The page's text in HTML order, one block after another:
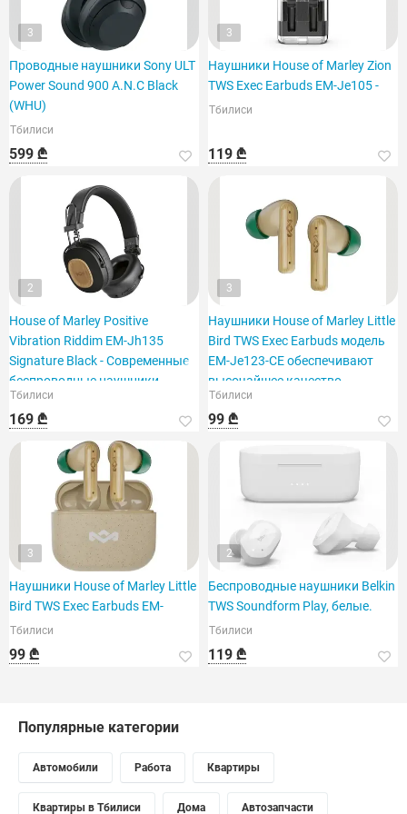
3
Проводные наушники Sony ULT
Power Sound 900 A.N.C Black
(WHU)
Тбилиси
599 ₾
3
Наушники House of Marley Zion
TWS Exec Earbuds EM-Je105 -
Тбилиси
119 ₾
2
House of Marley Positive
Vibration Riddim EM-Jh135
Signature Black - Современные
беспроводные наушники
Тбилиси
169 ₾
3
Наушники House of Marley Little
Bird TWS Exec Earbuds модель
EM-Je123-CE обеспечивают
высочайшее качество
Bluetooth.
Тбилиси
99 ₾
3
Наушники House of Marley Little
Bird TWS Exec Earbuds EM-
Тбилиси
99 ₾
2
Беспроводные наушники Belkin
TWS Soundform Play, белые.
Тбилиси
119 ₾
Популярные категории
Автомобили Работа Квартиры
Квартиры в Тбилиси Дома Автозапчасти